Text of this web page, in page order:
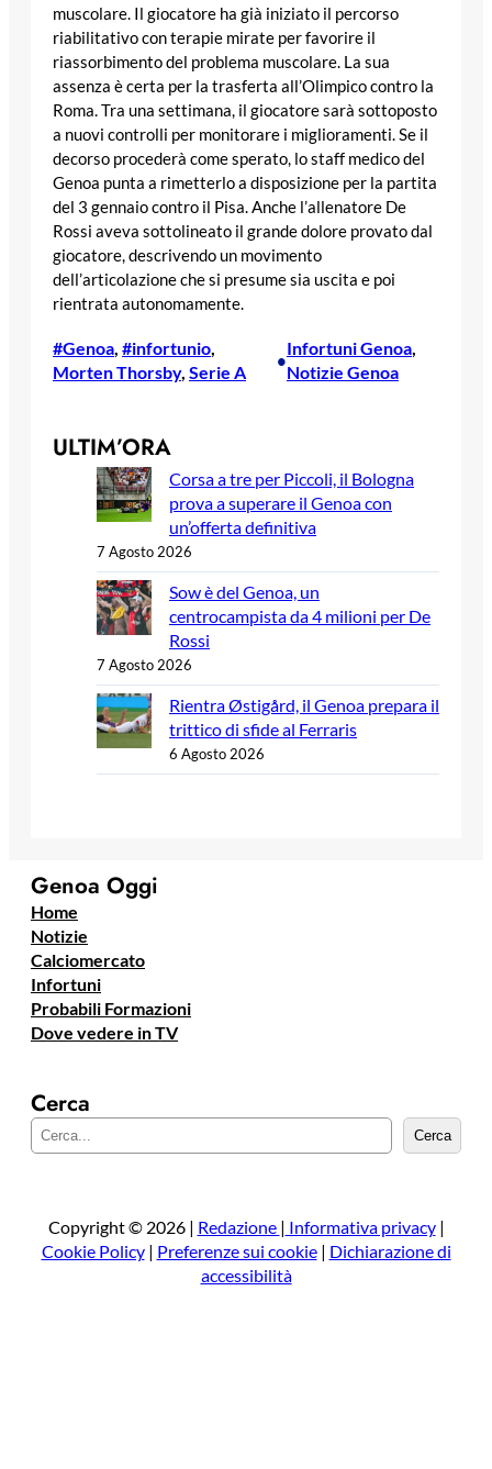
muscolare. Il giocatore ha già iniziato il percorso
riabilitativo con terapie mirate per favorire il
riassorbimento del problema muscolare. La sua
assenza è certa per la trasferta all’Olimpico contro la
Roma. Tra una settimana, il giocatore sarà sottoposto
a nuovi controlli per monitorare i miglioramenti. Se il
decorso procederà come sperato, lo staff medico del
Genoa punta a rimetterlo a disposizione per la partita
del 3 gennaio contro il Pisa. Anche l’allenatore De
Rossi aveva sottolineato il grande dolore provato dal
giocatore, descrivendo un movimento
dell’articolazione che si presume sia uscita e poi
rientrata autonomamente.
#Genoa, #infortunio
Morten Thorsby, Serie A
•
Infortuni Genoa
Notizie Genoa
ULTIM’ORA
Corsa a tre per Piccoli, il Bologna
prova a superare il Genoa con
un’offerta definitiva
7 Agosto 2026
Sow è del Genoa, un
centrocampista da 4 milioni per De
Rossi
7 Agosto 2026
Rientra Østigård, il Genoa prepara il
trittico di sfide al Ferraris
6 Agosto 2026
Genoa Oggi
Home
Notizie
Calciomercato
Infortuni
Probabili Formazioni
Dove vedere in TV
Cerca
e
a
Cerca
Copyright © 2026 | Redazione | Informativa privacy|
Cookie Policy| Preferenze sui cookie| Dichiarazione di
accessibilità